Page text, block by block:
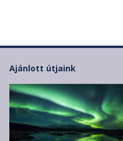
Ajánlott útjaink